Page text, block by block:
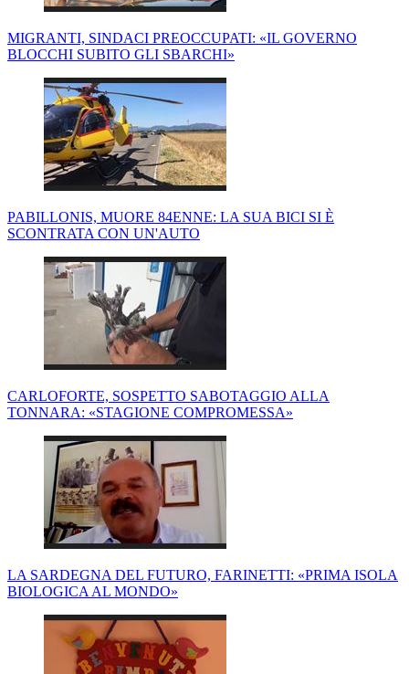
MIGRANTI, SINDACI PREOCCUPATI: «IL GOVERNO
BLOCCHI SUBITO GLI SBARCHI»
PABILLONIS, MUORE 84ENNE: LA SUA BICI SI È
SCONTRATA CON UN'AUTO
CARLOFORTE, SOSPETTO SABOTAGGIO ALLA
TONNARA: «STAGIONE COMPROMESSA»
LA SARDEGNA DEL FUTURO, FARINETTI: «PRIMA ISOLA
BIOLOGICA AL MONDO»